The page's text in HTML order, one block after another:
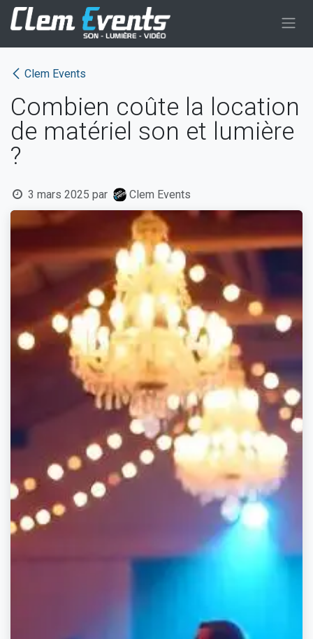
Se rendre au contenu
Clem Events
Combien coûte la location
de matériel son et lumière
?
3 mars 2025 par Clem Events